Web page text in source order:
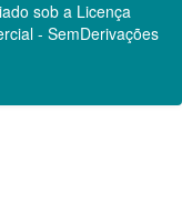
sob a Licença
- SemDerivações